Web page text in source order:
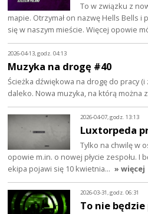
To w związku z
mapie. Otrzymał on nazwę Hells Bells
się w naszym mieście. Więcej opowie
2026-04-13, godz. 04:13
Muzyka na drogę #40
Ścieżka dźwiękowa na drogę do pracy
daleko. Nowa muzyka, na którą można
2026-04-07, godz. 13:13
Luxtorpeda
Tylko na chwilę w
opowie m.in. o nowej płycie zespołu. I
ekipa pojawi się 10 kwietnia… » więcej
2026-03-31, godz. 06:31
To nie